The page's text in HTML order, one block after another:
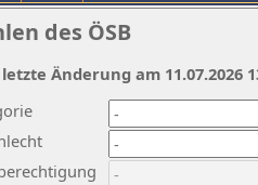
des ÖSB
letzte Änderung am